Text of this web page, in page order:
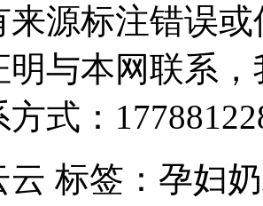
来源标注错误
明与本网联系
式：
云 标签：孕妇